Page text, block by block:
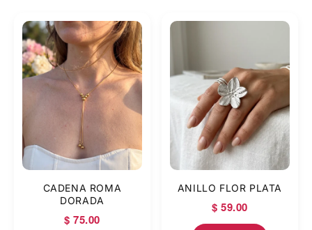
CADENA ROMA
DORADA
$ 75.00
ANILLO FLOR PLATA
$ 59.00